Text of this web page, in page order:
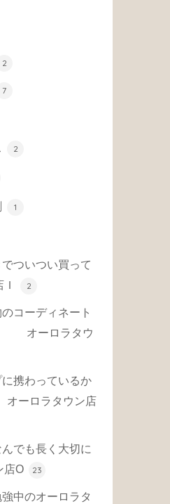
2
7
2
1
ついつい買って
2
コーディネート
オーロラタウ
携わっているか
オーロラタウン店
でも長く大切に
店O
23
中のオーロラタ